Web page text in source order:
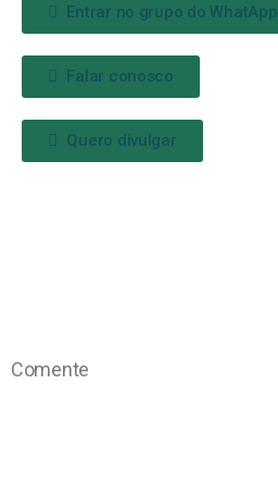
Entrar no grupo do WhatApp
Falar conosco
Quero divulgar
Comente